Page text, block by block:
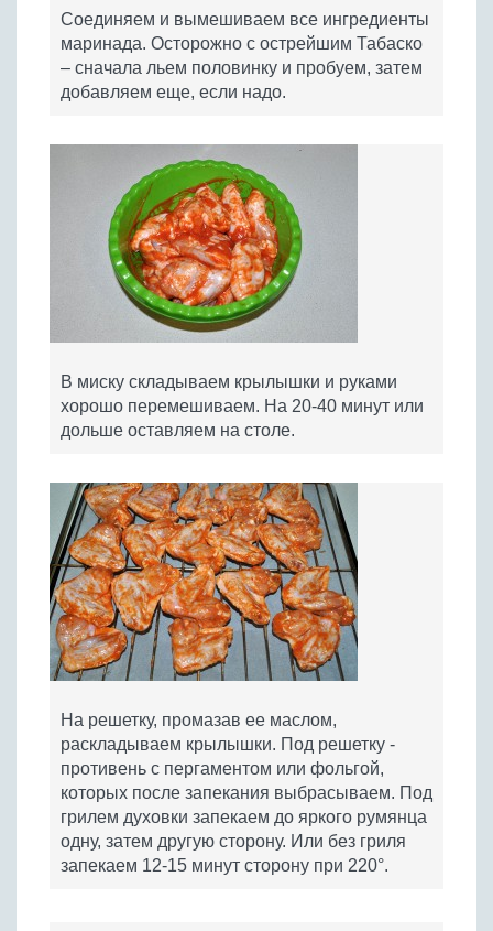
Соединяем и вымешиваем все ингредиенты
маринада. Осторожно с острейшим Табаско
– сначала льем половинку и пробуем, затем
добавляем еще, если надо.
В миску складываем крылышки и руками
хорошо перемешиваем. На 20-40 минут или
дольше оставляем на столе.
На решетку, промазав ее маслом,
раскладываем крылышки. Под решетку -
противень с пергаментом или фольгой,
которых после запекания выбрасываем. Под
грилем духовки запекаем до яркого румянца
одну, затем другую сторону. Или без гриля
запекаем 12-15 минут сторону при 220°.